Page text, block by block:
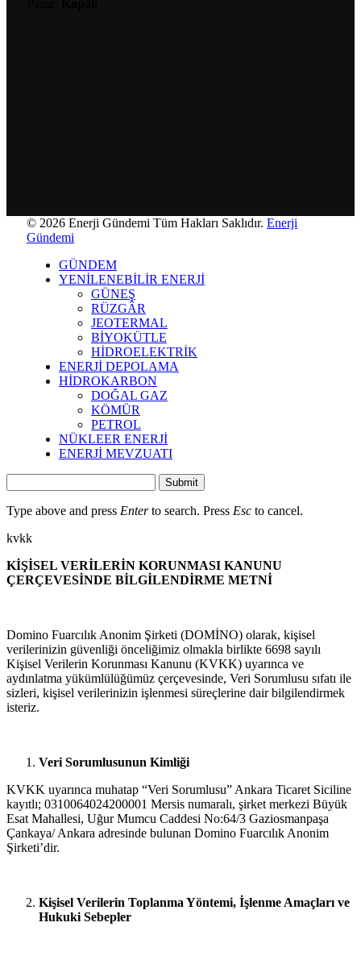
© 2026 Enerji Gündemi Tüm Hakları Saklıdır. Enerji
Gündemi
GÜNDEM
YENİLENEBİLİR ENERJİ
GÜNEŞ
RÜZGÂR
JEOTERMAL
BİYOKÜTLE
HİDROELEKTRİK
ENERJİ DEPOLAMA
HİDROKARBON
DOĞAL GAZ
KÖMÜR
PETROL
NÜKLEER ENERJİ
ENERJİ MEVZUATI
Submit
Type above and press Enterto search. Press Esc to cancel.
kvkk
KİŞİSEL VERİLERİN KORUNMASI KANUNU
ÇERÇEVESİNDE BİLGİLENDİRME METNİ
Domino Fuarcılık Anonim Şirketi (DOMİNO) olarak, kişisel
verilerinizin güvenliği önceliğimiz olmakla birlikte 6698 sayılı
Kişisel Verilerin Korunması Kanunu (KVKK) uyarınca ve
aydınlatma yükümlülüğümüz çerçevesinde, Veri Sorumlusu sıfatı ile
sizleri, kişisel verilerinizin işlenmesi süreçlerine dair bilgilendirmek
isteriz.
Veri Sorumlusunun Kimliği
KVKK uyarınca muhatap “Veri Sorumlusu” Ankara Ticaret Siciline
kayıtlı; 0310064024200001 Mersis numaralı, şirket merkezi Büyük
Esat Mahallesi, Uğur Mumcu Caddesi No:64/3 Gaziosmanpaşa
Çankaya/ Ankara adresinde bulunan Domino Fuarcılık Anonim
Şirketi’dir.
Kişisel Verilerin Toplanma Yöntemi, İşlenme Amaçları ve
Hukuki Sebepler